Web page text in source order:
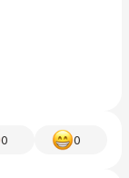
0 0